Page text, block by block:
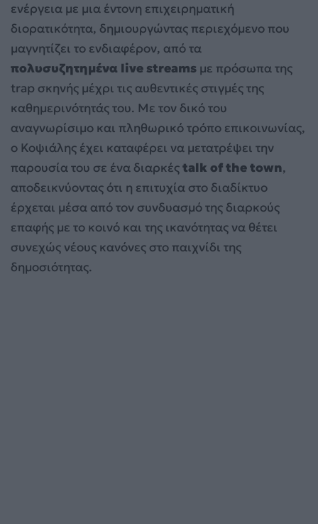
ενέργεια με μια έντονη επιχειρηματική
διορατικότητα, δημιουργώντας περιεχόμενο που
μαγνητίζει το ενδιαφέρον, από τα
πολυσυζητημένα live streams με πρόσωπα της
trap σκηνής μέχρι τις αυθεντικές στιγμές της
καθημερινότητάς του. Με τον δικό του
αναγνωρίσιμο και πληθωρικό τρόπο επικοινωνίας,
ο Κοψιάλης έχει καταφέρει να μετατρέψει την
παρουσία του σε ένα διαρκέςtalk of the town,
αποδεικνύοντας ότι η επιτυχία στο διαδίκτυο
έρχεται μέσα από τον συνδυασμό της διαρκούς
επαφής με το κοινό και της ικανότητας να θέτει
συνεχώς νέους κανόνες στο παιχνίδι της
δημοσιότητας.